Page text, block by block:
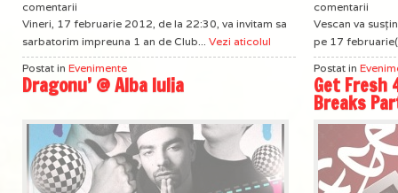
comentarii
Vineri, 17 februarie 2012, de la 22:30, va invitam sa
sarbatorim impreuna 1 an de Club... Vezi aticolul
Postat in Evenimente
comentarii
Vescan va
pe 17
Postat in
Dragonu’ @ Alba Iulia Get Fresh
Breaks